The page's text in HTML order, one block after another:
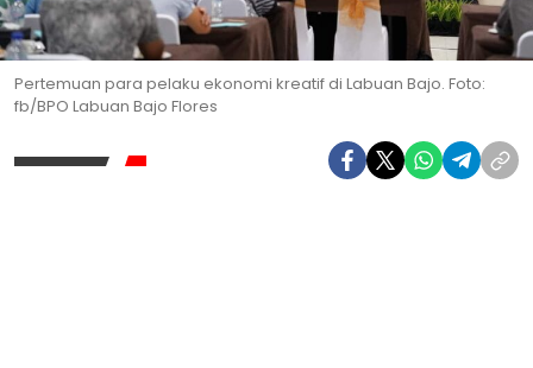
Pertemuan para pelaku ekonomi kreatif di Labuan Bajo. Foto:
fb/BPO Labuan Bajo Flores